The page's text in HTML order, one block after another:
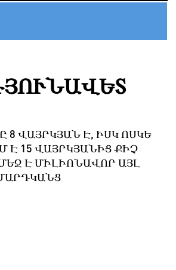
ՎԱՅՐԿՅԱՆ Է, ԻՍԿ ՈՍԿԵ
Է 15 ՎԱՅՐԿՅԱՆԻՑ ՔԻՉ
Է ՄԻԼԻՈՆԱՎՈՐ ԱՅԼ